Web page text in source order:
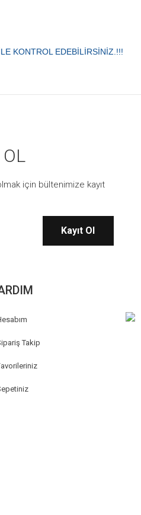
KONTROL EDEBİLİRSİNİZ.!!!
tarafımıza iletebilirsiniz.
için bültenimize kayıt
Kayıt Ol
Takip